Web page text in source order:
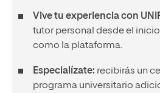
Vive tu experiencia con
tutor personal desde el
como la plataforma.
Especialízate: recibirás un
programa universitario